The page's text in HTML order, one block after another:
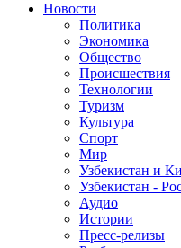
Новости
Политика
Экономика
Общество
Происшествия
Технологии
Туризм
Культура
Спорт
Мир
Узбекистан и
Узбекистан -
Аудио
Истории
Пресс-релизы